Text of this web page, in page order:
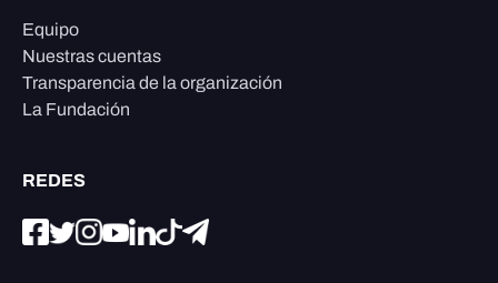
Equipo
Nuestras cuentas
Transparencia de la organización
La Fundación
REDES